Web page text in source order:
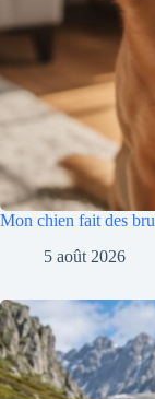
Mon chien fait des
5 août 2026